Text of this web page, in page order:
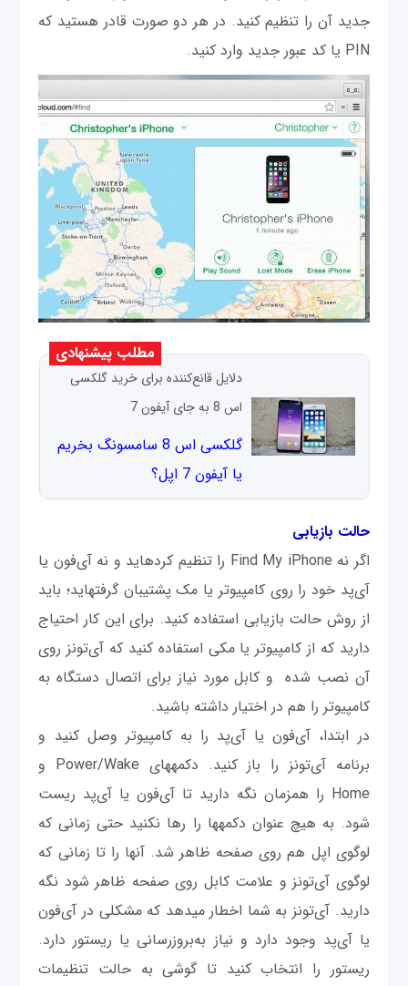
جدید آن را تنظیم کنید. در هر دو صورت قادر هستید که
PIN یا کد عبور جدید وارد کنید.
مطلب پیشنهادی
دلایل قانع‌کننده برای خرید گلکسی
اس 8 به جای آیفون 7
گلکسی اس 8 سامسونگ بخریم
یا آیفون 7 اپل؟
حالت بازیابی
اگر نه Find My iPhone را تنظیم کرده‫اید و نه آی‌فون یا
آی‌پد خود را روی کامپیوتر یا مک پشتیبان گرفته‫اید؛ باید
از روش حالت بازیابی استفاده کنید. برای این کار احتیاج
دارید که از کامپیوتر یا مکی استفاده کنید که آی‌تونز روی
آن نصب شده و کابل مورد نیاز برای اتصال دستگاه به
کامپیوتر را هم در اختیار داشته باشید.
در ابتدا، آی‌فون یا آ‌ی‌پد را به کامپیوتر وصل کنید و
برنامه آی‌تونز را باز کنید. دکمه‫های Power/Wake و
Home را همزمان نگه دارید تا آی‌فون یا آی‌پد ریست
شود. به هیچ عنوان دکمه‫ها را رها نکنید حتی زمانی که
لوگوی اپل هم روی صفحه ظاهر شد. آنها را تا زمانی که
لوگوی آی‌تونز و علامت کابل روی صفحه ظاهر شود نگه
دارید. آی‌تونز به شما اخطار می‫دهد که مشکلی در آی‌فون
یا آی‌پد وجود دارد و نیاز به‌بروزرسانی یا ریستور دارد.
ریستور را انتخاب کنید تا گوشی به حالت تنظیمات